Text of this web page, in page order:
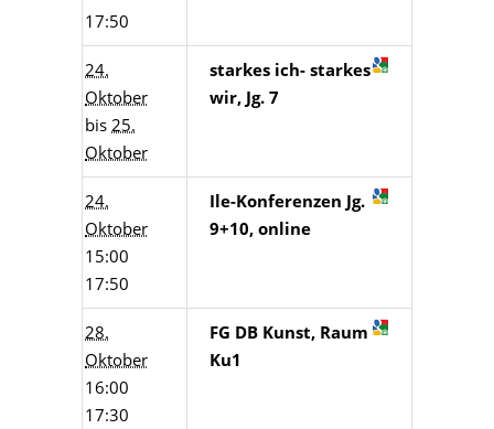
17:50
24.
Oktober
bis 25.
Oktober
starkes ich- starkes
wir, Jg. 7
24.
Oktober
15:00
17:50
Ile-Konferenzen Jg.
9+10, online
28.
Oktober
16:00
17:30
FG DB Kunst, Raum
Ku1